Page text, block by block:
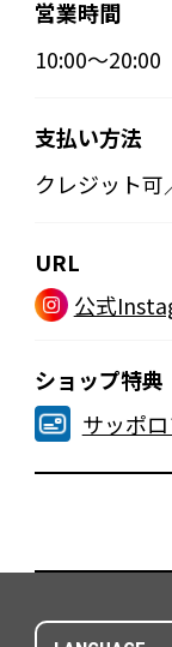
営業時間
10:00～20:00
支払い方法
クレジット
URL
公式
ショップ特典
サッポ